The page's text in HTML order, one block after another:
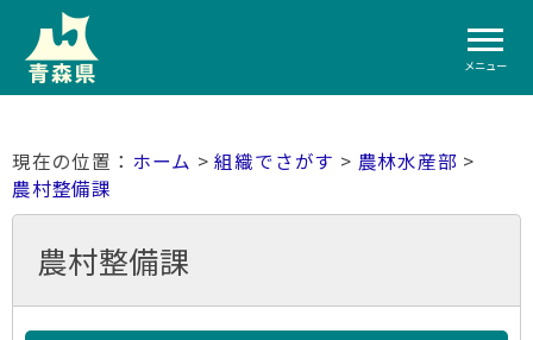
メニュー
ホーム >組織でさがす > 農林水産部 >
農村整備課
農村整備課